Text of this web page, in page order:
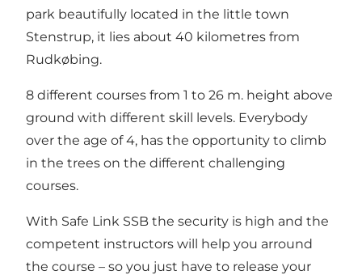
park beautifully located in the little town
Stenstrup, it lies about 40 kilometres from
Rudkøbing.
8 different courses from 1 to 26 m. height above
ground with different skill levels. Everybody
over the age of 4, has the opportunity to climb
in the trees on the different challenging
courses.
With Safe Link SSB the security is high and the
competent instructors will help you arround
the course – so you just have to release your